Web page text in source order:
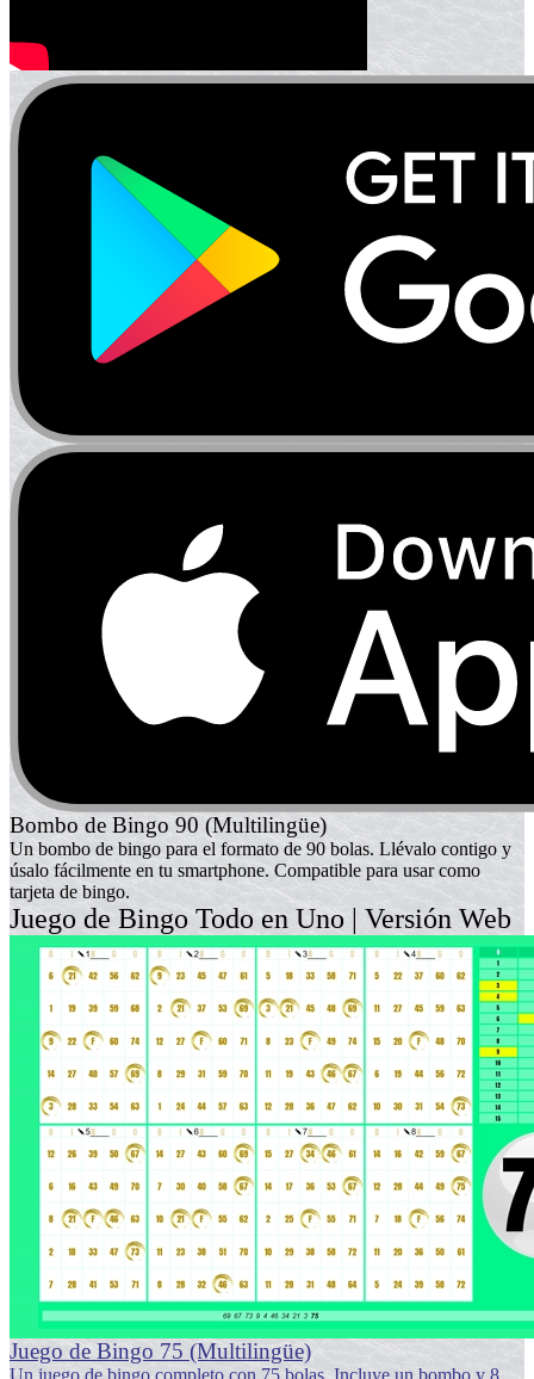
Bombo de Bingo 90 (Multilingüe)
Un bombo de bingo para el formato de 90 bolas. Llévalo contigo y
úsalo fácilmente en tu smartphone. Compatible para usar como
tarjeta de bingo.
Juego de Bingo Todo en Uno | Versión Web
Juego de Bingo 75 (Multilingüe)
Un juego de bingo completo con 75 bolas. Incluye un bombo y 8